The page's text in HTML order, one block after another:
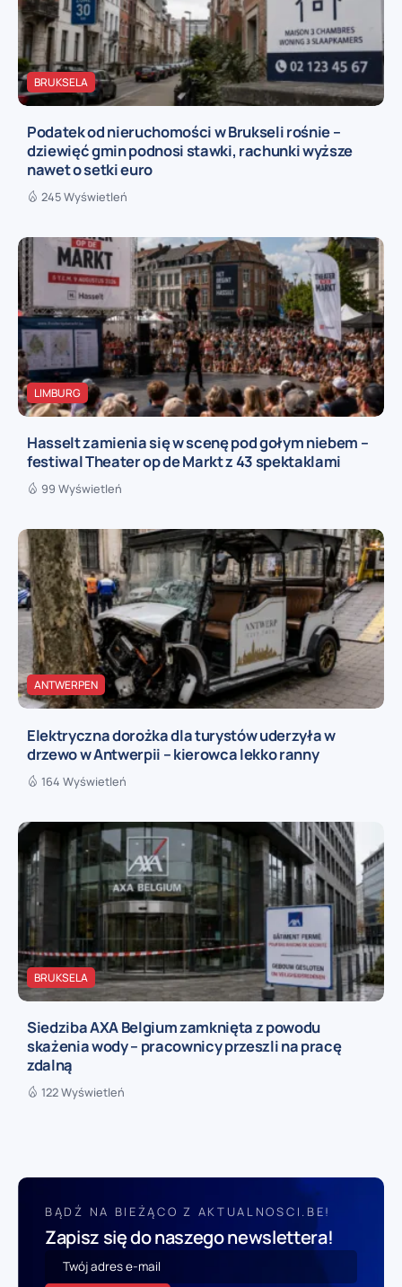
BRUKSELA
Podatek od nieruchomości w Brukseli rośnie –
dziewięć gmin podnosi stawki, rachunki wyższe
nawet o setki euro
245 Wyświetleń
LIMBURG
Hasselt zamienia się w scenę pod gołym niebem –
festiwal Theater op de Markt z 43 spektaklami
99 Wyświetleń
ANTWERPEN
Elektryczna dorożka dla turystów uderzyła w
drzewo w Antwerpii – kierowca lekko ranny
164 Wyświetleń
BRUKSELA
Siedziba AXA Belgium zamknięta z powodu
skażenia wody – pracownicy przeszli na pracę
zdalną
122 Wyświetleń
BĄDŹ NA BIEŻĄCO Z AKTUALNOSCI.BE!
Zapisz się do naszego newslettera!